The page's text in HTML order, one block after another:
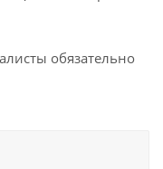
обязательно